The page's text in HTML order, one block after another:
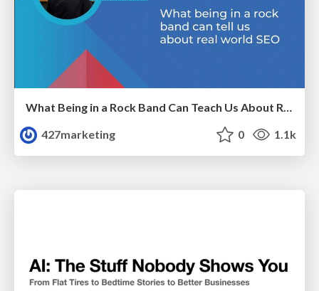
What Being in a Rock Band Can Teach Us About Real World SEO
427marketing
0 1.1k